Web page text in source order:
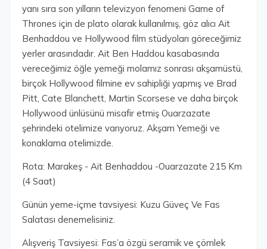
yanı sıra son yılların televizyon fenomeni Game of
Thrones için de plato olarak kullanılmış, göz alıcı Ait
Benhaddou ve Hollywood film stüdyoları göreceğimiz
yerler arasındadır. Ait Ben Haddou kasabasında
vereceğimiz öğle yemeği molamız sonrası akşamüstü,
birçok Hollywood filmine ev sahipliği yapmış ve Brad
Pitt, Cate Blanchett, Martin Scorsese ve daha birçok
Hollywood ünlüsünü misafir etmiş Ouarzazate
şehrindeki otelimize varıyoruz. Akşam Yemeği ve
konaklama otelimizde.
Rota: Marakeş - Ait Benhaddou -Ouarzazate 215 Km
(4 Saat)
Günün yeme-içme tavsiyesi: Kuzu Güveç Ve Fas
Salatası denemelisiniz.
Alışveriş Tavsiyesi: Fas’a özgü seramik ve çömlek